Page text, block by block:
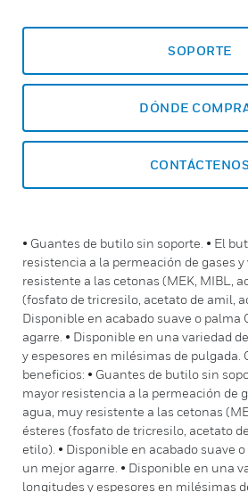
SOPORTE
DÓNDE
CONTÁCTENOS
• Guantes de butilo sin soporte. • El
resistencia a la permeación de gases
resistente a las cetonas (MEK, MIBL,
(fosfato de tricresilo, acetato de amil,
Disponible en acabado suave o palma
agarre. • Disponible en una variedad
y espesores en milésimas de pulgada.
beneficios: • Guantes de butilo sin
mayor resistencia a la permeación de
agua, muy resistente a las cetonas
ésteres (fosfato de tricresilo, acetato
etilo). • Disponible en acabado suave
un mejor agarre. • Disponible en una
longitudes y espesores en milésimas